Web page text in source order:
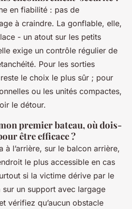
en fiabilité : pas de
à craindre. La gonflable, elle,
- un atout sur les petits
exige un contrôle régulier de
Pour les sorties
le choix le plus sûr ; pour
ou les unités compactes,
le détour.
premier bateau, où dois-
être efficace ?
à l’arrière, sur le balcon arrière,
le plus accessible en cas
si la victime dérive par le
un support avec largage
vérifiez qu’aucun obstacle